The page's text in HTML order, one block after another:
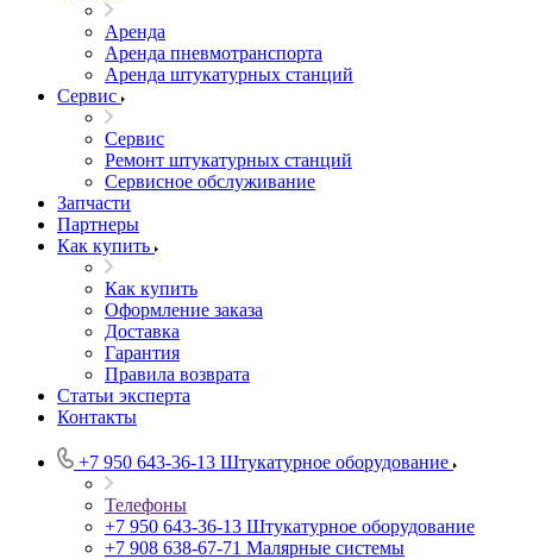
Аренда
Аренда пневмотранспорта
Аренда штукатурных станций
Сервис
Сервис
Ремонт штукатурных станций
Сервисное обслуживание
Запчасти
Партнеры
Как купить
Как купить
Оформление заказа
Доставка
Гарантия
Правила возврата
Статьи эксперта
Контакты
+7 950 643-36-13 Штукатурное оборудование
Телефоны
+7 950 643-36-13 Штукатурное оборудование
+7 908 638-67-71 Малярные системы